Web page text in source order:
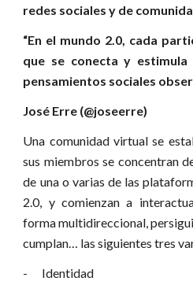
redes sociales y de
“En el mundo 2.0, cada
que se conecta y
pensamientos sociales
José Erre (@joseerre)
Una comunidad virtual se
sus miembros se concentran
de una o varias de las
2.0, y comienzan a
forma multidireccional,
cumplan… las siguientes tres
- Identidad